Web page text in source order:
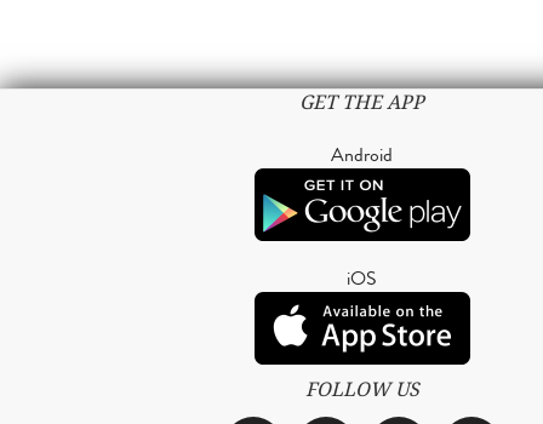
GET THE APP
Android
iOS
FOLLOW US